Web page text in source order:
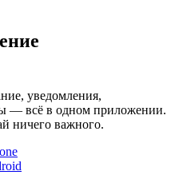
уведомления,
— всё в одном приложении.
ничего важного.